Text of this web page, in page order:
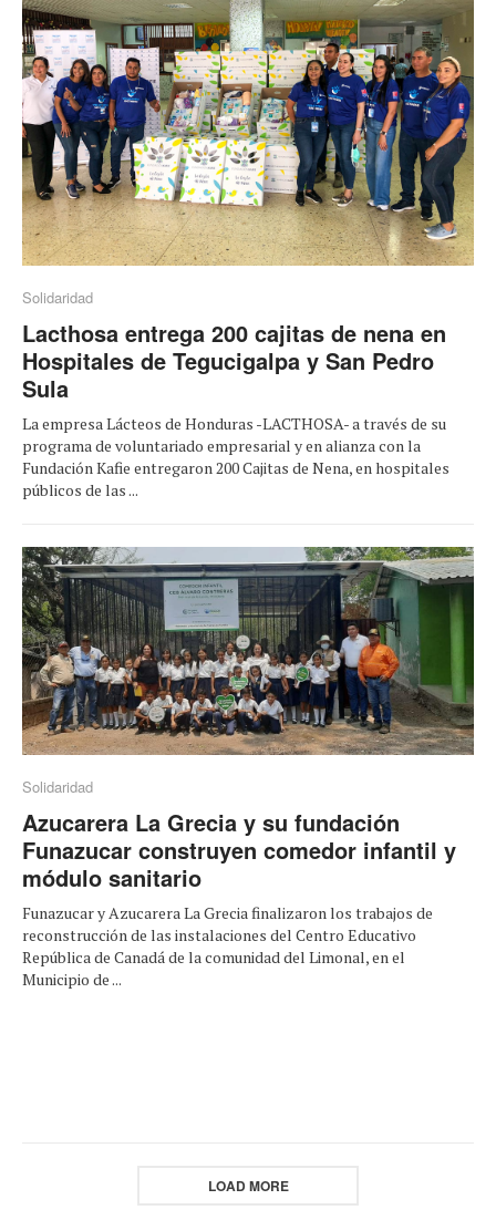
Solidaridad
Lacthosa entrega 200 cajitas de nena en
Hospitales de Tegucigalpa y San Pedro
Sula
La empresa Lácteos de Honduras -LACTHOSA- a través de su
programa de voluntariado empresarial y en alianza con la
Fundación Kafie entregaron 200 Cajitas de Nena, en hospitales
públicos de las ...
Solidaridad
Azucarera La Grecia y su fundación
Funazucar construyen comedor infantil y
módulo sanitario
Funazucar y Azucarera La Grecia finalizaron los trabajos de
reconstrucción de las instalaciones del Centro Educativo
República de Canadá de la comunidad del Limonal, en el
Municipio de ...
LOAD MORE